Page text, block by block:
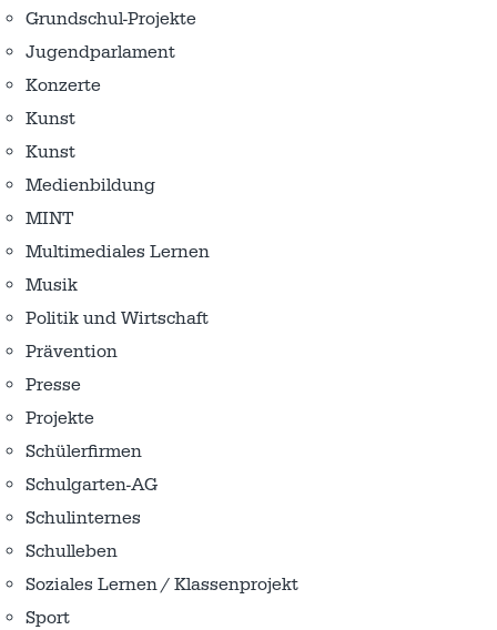
Grundschul-Projekte
Jugendparlament
Konzerte
Kunst
Kunst
Medienbildung
MINT
Multimediales Lernen
Musik
Politik und Wirtschaft
Prävention
Presse
Projekte
Schülerfirmen
Schulgarten-AG
Schulinternes
Schulleben
Soziales Lernen / Klassenprojekt
Sport